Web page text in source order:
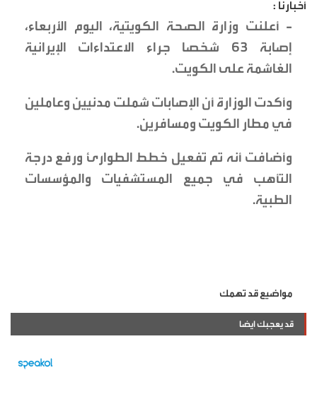
أخبارنا :
- أعلنت وزارة الصحة الكويتية، اليوم الأربعاء،
إصابة 63 شخصا جراء الاعتداءات الإيرانية
الغاشمة على الكويت.
وأكدت الوزارة أن الإصابات شملت مدنيين وعاملين
في مطار الكويت ومسافرين.
وأضافت أنه تم تفعيل خطط الطوارئ ورفع درجة
التأهب في جميع المستشفيات والمؤسسات
الطبية.
مواضيع قد تهمك
قد يعجبك ايضا